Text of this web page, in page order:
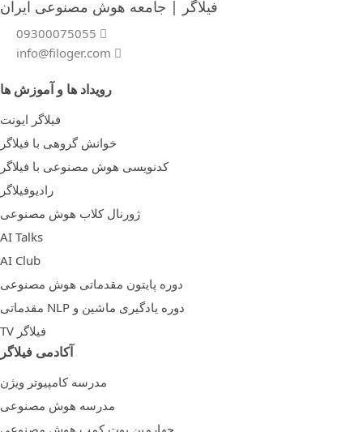
فیلاگر | جامعه هوش مصنوعی ایران
09300075055
info@filoger.com
رویداد ها و آموزش ها
فیلاگر ایونت
خوانش گروهی با فیلاگر
کدنویسی هوش مصنوعی با فیلاگر
رادیوفیلاگر
ژورنال کلاب هوش مصنوعی
AI Talks
AI Club
دوره پایتون مقدماتی هوش مصنوعی
دوره یادگیری ماشین و NLP مقدماتی
فیلاگر TV
آکادمی فیلاگر
مدرسه کامپیوتر ویژن
مدرسه هوش مصنوعی
چهارمین بوت کمپ هوش مصنوعی